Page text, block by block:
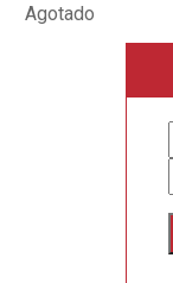
Agotado